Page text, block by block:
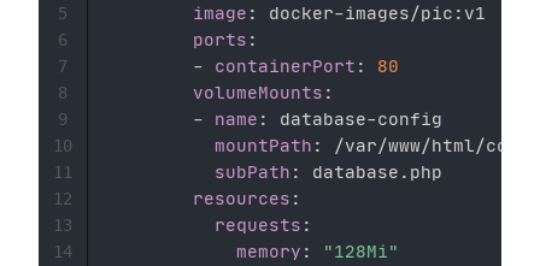
image : docker-images/pic : v1
ports :
-
containerPort :
80
volumeMounts :
-
name : database-config
mountPath :
/var/www/html/
subPath :
database.php
resources :
requests :
memory :
"128Mi"
5
6
7
8
9
10
11
12
13
14